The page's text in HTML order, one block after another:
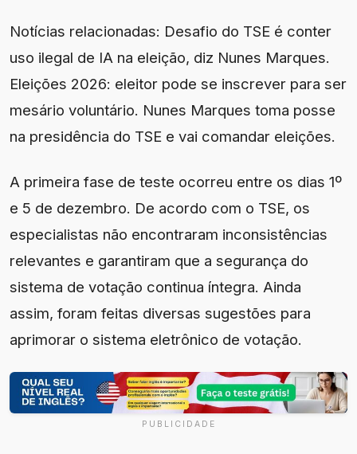
Notícias relacionadas: Desafio do TSE é conter
uso ilegal de IA na eleição, diz Nunes Marques.
Eleições 2026: eleitor pode se inscrever para ser
mesário voluntário. Nunes Marques toma posse
na presidência do TSE e vai comandar eleições.
A primeira fase de teste ocorreu entre os dias 1º
e 5 de dezembro. De acordo com o TSE, os
especialistas não encontraram inconsistências
relevantes e garantiram que a segurança do
sistema de votação continua íntegra. Ainda
assim, foram feitas diversas sugestões para
aprimorar o sistema eletrônico de votação.
PUBLICIDADE